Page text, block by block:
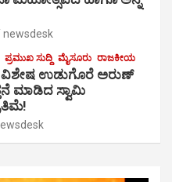
newsdesk
ಪ್ರಮುಖ ಸುದ್ದಿ ಮೈಸೂರು ರಾಜಕೀಯ
ಉಡುಗೊರೆ ಅರುಣ್
ಮಾಡಿದ ಸ್ವಾಮಿ